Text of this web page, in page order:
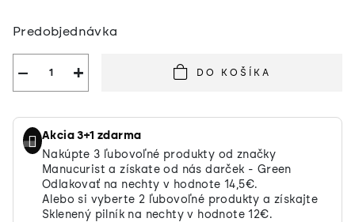
cena:
Predobjednávka
+
− DO KOŠÍKA
Akcia 3+1 zdarma
Nakúpte 3 ľubovoľné produkty od značky
Manucurist a získate od nás darček - Green
Odlakovať na nechty v hodnote 14,5€.
Alebo si vyberte 2 ľubovoľné produkty a získajte
Sklenený pilník na nechty v hodnote 12€.